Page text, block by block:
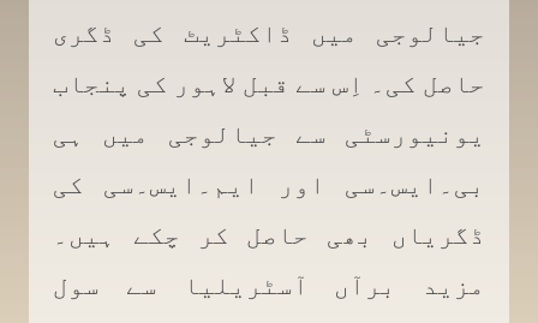
جیالوجی میں ڈاکٹریٹ کی ڈگری
حاصل کی۔ اِس سے قبل لاہور کی پنجاب
یونیورسٹی سے جیالوجی میں ہی
بی۔ایس۔سی اور ایم۔ایس۔سی کی
ڈگریاں بھی حاصل کر چکے ہیں۔
مزید برآں آسٹریلیا سے سول